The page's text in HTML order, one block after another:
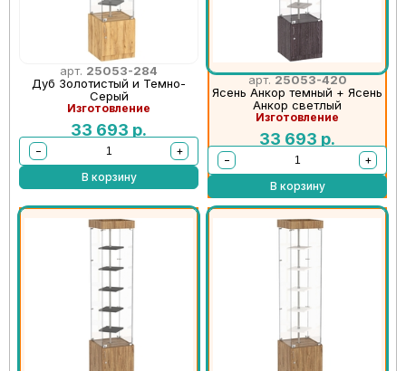
арт. 25053-284
Дуб Золотистый и Темно-
Серый
Изготовление
33 693 р.
−
+
В корзину
арт.25053-420
Ясень Анкор темный + Ясень
Анкор светлый
Изготовление
33 693 р.
−
+
В корзину